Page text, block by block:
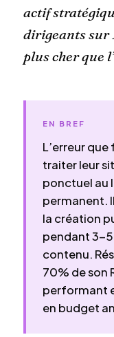
actif
dirigeants sur
plus cher que
EN BREF
L’erreur
traiter leur
ponctuel au
permanent.
la création
pendant 3-5
contenu.
70% de son
performant
en budget